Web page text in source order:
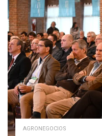
AGRONEGOCIOS